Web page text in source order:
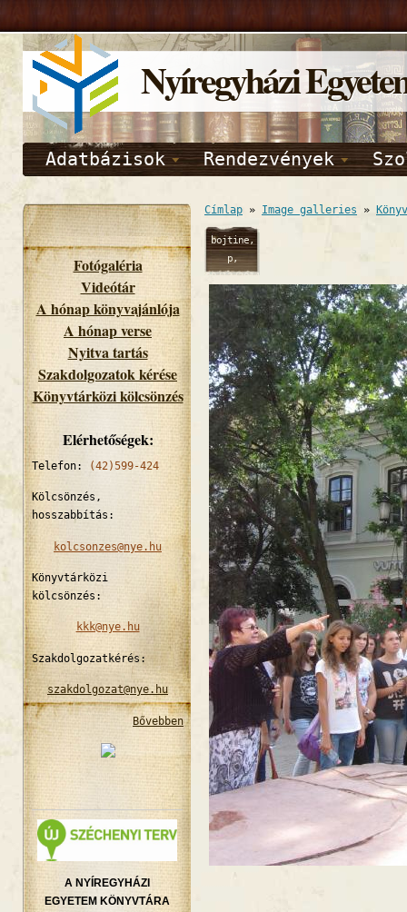
Nyíregyházi
Adatbázisok Rendezvények
Fotógaléria
Videótár
A hónap könyvajánlója
A hónap verse
Nyitva tartás
Szakdolgozatok kérése
Könyvtárközi kölcsönzés
Elérhetőségek:
Telefon: (42)599-424
Kölcsönzés,
hosszabbítás:
kolcsonzes@nye.hu
Könyvtárközi
kölcsönzés:
kkk@nye.hu
Szakdolgozatkérés:
szakdolgozat@nye.hu
Bővebben
A NYÍREGYHÁZI
EGYETEM KÖNYVTÁRA
Címlap » Image galleries »
bojtine,
p,
09/12/2014
- 09:41